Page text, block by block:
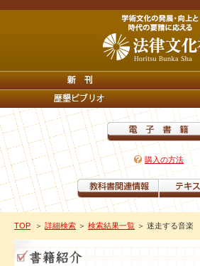
購入の方法
TOP ＞ 詳細検索 ＞ 検索結果一覧 ＞ 迷走する音楽